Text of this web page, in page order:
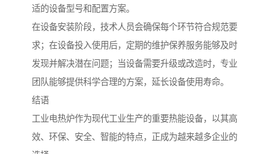
适的设备型号和配置方案。
在设备安装阶段，技术人员会确保每个环节符合规范要
求；在设备投入使用后，定期的维护保养服务能够及时
发现并解决潜在问题；当设备需要升级或改造时，专业
团队能够提供科学合理的方案，延长设备使用寿命。
结语
工业电热炉作为现代工业生产的重要热能设备，以其高
效、环保、安全、智能的特点，正成为越来越多企业的